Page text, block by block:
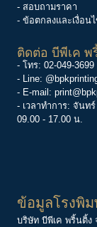
- สอบถามราคา
- ข้อตกลงและเงื่อน
ติดต่อ บีพีเค พ
- โทร: 02-049-3699
- Line:
- E-mail:
- เวลาทำการ: จันทร์
09.00 - 17.00 น.
ข้อมูลโรงพิม
บริษัท บีพีเค พริ้นติ้ง